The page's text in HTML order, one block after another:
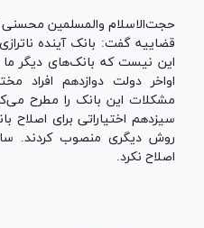
حجت‌الاسلام والمسلمین
قضاییه گفت: بانک آینده
این نیست که بانک‌های دیگر ما
اواخر دولت دوازدهم افراد
مشکلات این بانک را مطرح
سیزدهم اختیاراتی برای اصلاح
روش دیگری منصوب کردند.
اصلاح نکرد.